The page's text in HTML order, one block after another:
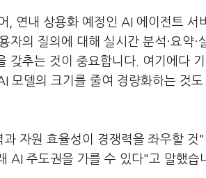
, 연내 상용화 예정인 AI 에이전트 서
의 질의에 대해 실시간 분석·요약·
갖추는 것이 중요합니다. 여기에다
모델의 크기를 줄여 경량화하는 것도
자원 효율성이 경쟁력을 좌우할 것
AI 주도권을 가를 수 있다"고 말했습